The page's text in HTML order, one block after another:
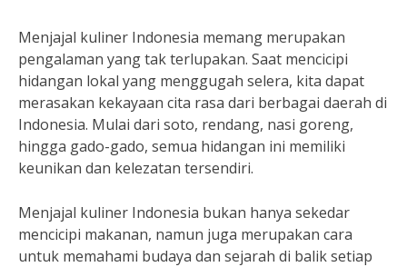
Menjajal kuliner Indonesia memang merupakan
pengalaman yang tak terlupakan. Saat mencicipi
hidangan lokal yang menggugah selera, kita dapat
merasakan kekayaan cita rasa dari berbagai daerah di
Indonesia. Mulai dari soto, rendang, nasi goreng,
hingga gado-gado, semua hidangan ini memiliki
keunikan dan kelezatan tersendiri.
Menjajal kuliner Indonesia bukan hanya sekedar
mencicipi makanan, namun juga merupakan cara
untuk memahami budaya dan sejarah di balik setiap